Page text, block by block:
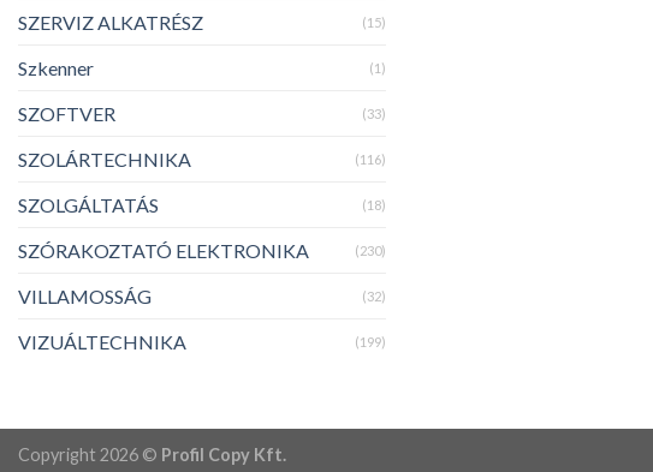
SZERVIZ ALKATRÉSZ (15)
Szkenner (1)
SZOFTVER (33)
SZOLÁRTECHNIKA (116)
SZOLGÁLTATÁS (18)
SZÓRAKOZTATÓ ELEKTRONIKA (230)
VILLAMOSSÁG (32)
VIZUÁLTECHNIKA (199)
Copyright 2026 © Profil Copy Kft.